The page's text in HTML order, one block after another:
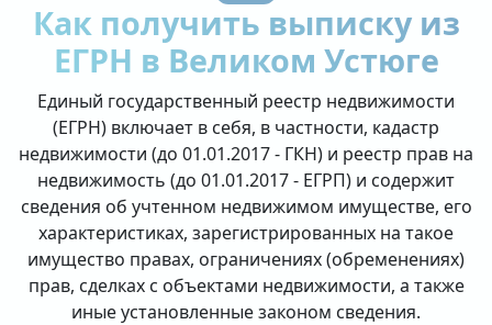
Как получить выписку из
ЕГРН в Великом Устюге
Единый государственный реестр недвижимости
(ЕГРН) включает в себя, в частности, кадастр
недвижимости (до 01.01.2017 - ГКН) и реестр прав на
недвижимость (до 01.01.2017 - ЕГРП) и содержит
сведения об учтенном недвижимом имуществе, его
характеристиках, зарегистрированных на такое
имущество правах, ограничениях (обременениях)
прав, сделках с объектами недвижимости, а также
иные установленные законом сведения.